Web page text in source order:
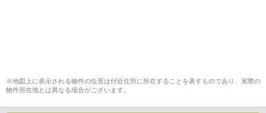
※地図上に表示される物件の位置は付近住所に所在することを表すものであり、実際の
物件所在地とは異なる場合がございます。